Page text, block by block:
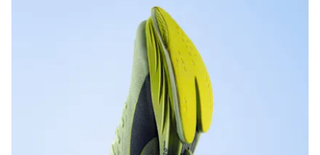
NITROFOAM™ Elite: Tecnología de espuma premium de
alto rendimiento, que proporciona la máxima
capacidad de respuesta en un calzado
extremadamente ligero
Producto diseñado para: running, en superficies firmes